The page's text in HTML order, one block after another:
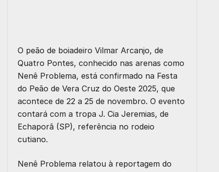
O peão de boiadeiro Vilmar Arcanjo, de
Quatro Pontes, conhecido nas arenas como
Nenê Problema, está confirmado na Festa
do Peão de Vera Cruz do Oeste 2025, que
acontece de 22 a 25 de novembro. O evento
contará com a tropa J. Cia Jeremias, de
Echaporã (SP), referência no rodeio
cutiano.
Nenê Problema relatou à reportagem do